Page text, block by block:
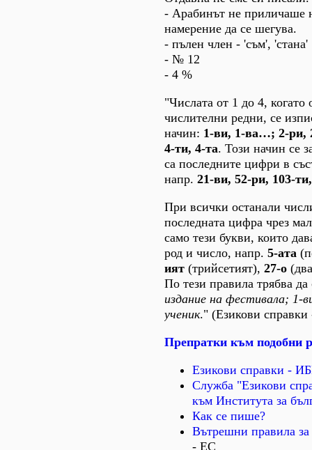
- Арабинът не приличаше
намерение да се шегува.
- пълен член - 'съм', 'стана'
- № 12
- 4 %
"Числата от 1 до 4, когато
числителни редни, се
начин: 1-ви, 1-ва…; 2-ри,
4-ти, 4-та. Този начин се
са последните цифри в
напр. 21-ви, 52-ри, 103-
При всички останали
последната цифра чрез
само тези букви, които
род и число, напр. 5-ата
ият (трийсетият), 27-о
По тези правила трябва
издание на фестивала; 1-
ученик." (Езикови
Препратки към подобни
Езикови справки -
Служба "Езикови
към Института за
Как се пише?
Вътрешни правила
- ЕС